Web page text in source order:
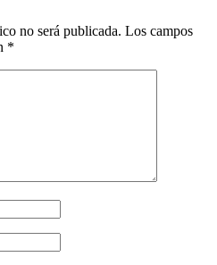
no será publicada. Los campos
*